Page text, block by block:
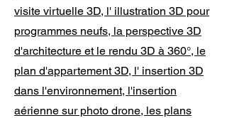
visite virtuelle 3D, l' illustration 3D pour
programmes neufs, la perspective 3D
d'architecture et le rendu 3D à 360°, le
plan d'appartement 3D, l' insertion 3D
dans l'environnement, l'insertion
aérienne sur photo drone, les plans